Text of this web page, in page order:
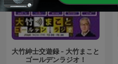
大竹紳士交遊録 - 大竹まこと
ゴールデンラジオ！